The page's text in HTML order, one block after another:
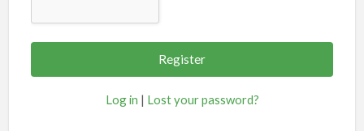
Log in | Lost your password?